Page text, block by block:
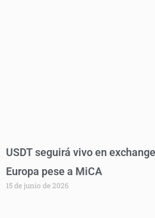
USDT seguirá vivo en
Europa pese a MiCA
15 de junio de 2026